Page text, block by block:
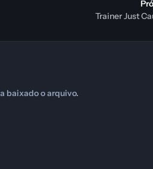
Trainer Just
baixado o arquivo.